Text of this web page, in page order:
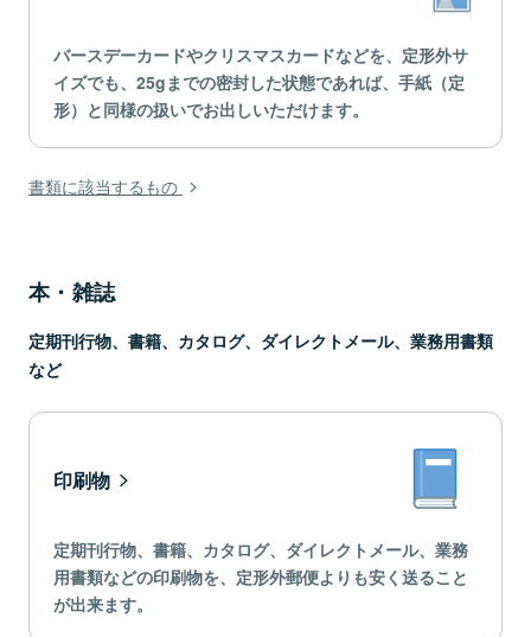
バースデーカードやクリスマスカードなどを、定形外サ
イズでも、25gまでの密封した状態であれば、手紙（定
形）と同様の扱いでお出しいただけます。
書類に該当するもの
本・雑誌
定期刊行物、書籍、カタログ、ダイレクトメール、業務用書類
など
印刷物
定期刊行物、書籍、カタログ、ダイレクトメール、業務
用書類などの印刷物を、定形外郵便よりも安く送ること
が出来ます。